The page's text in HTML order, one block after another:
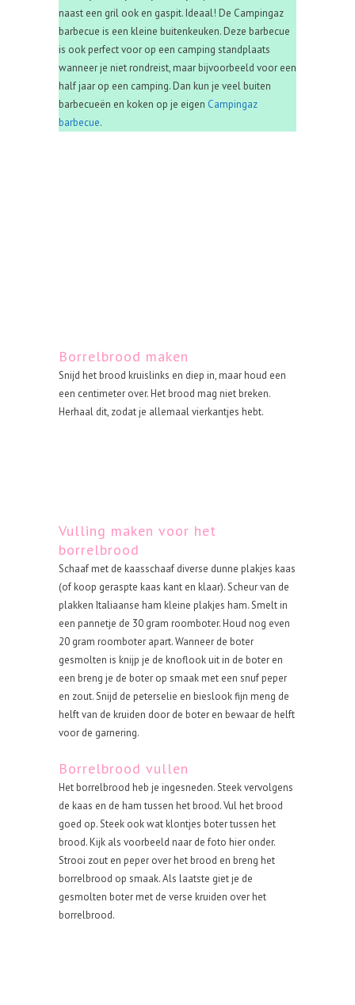
naast een gril ook en gaspit. Ideaal! De Campingaz
barbecue is een kleine buitenkeuken. Deze barbecue
is ook perfect voor op een camping standplaats
wanneer je niet rondreist, maar bijvoorbeeld voor een
half jaar op een camping. Dan kun je veel buiten
barbecueën en koken op je eigen Campingaz
barbecue.
Borrelbrood maken
Snijd het brood kruislinks en diep in, maar houd een
een centimeter over. Het brood mag niet breken.
Herhaal dit, zodat je allemaal vierkantjes hebt.
Vulling maken voor het
borrelbrood
Schaaf met de kaasschaaf diverse dunne plakjes kaas
(of koop geraspte kaas kant en klaar). Scheur van de
plakken Italiaanse ham kleine plakjes ham. Smelt in
een pannetje de 30 gram roomboter. Houd nog even
20 gram roomboter apart. Wanneer de boter
gesmolten is knijp je de knoflook uit in de boter en
een breng je de boter op smaak met een snuf peper
en zout. Snijd de peterselie en bieslook fijn meng de
helft van de kruiden door de boter en bewaar de helft
voor de garnering.
Borrelbrood vullen
Het borrelbrood heb je ingesneden. Steek vervolgens
de kaas en de ham tussen het brood. Vul het brood
goed op. Steek ook wat klontjes boter tussen het
brood. Kijk als voorbeeld naar de foto hier onder.
Strooi zout en peper over het brood en breng het
borrelbrood op smaak. Als laatste giet je de
gesmolten boter met de verse kruiden over het
borrelbrood.